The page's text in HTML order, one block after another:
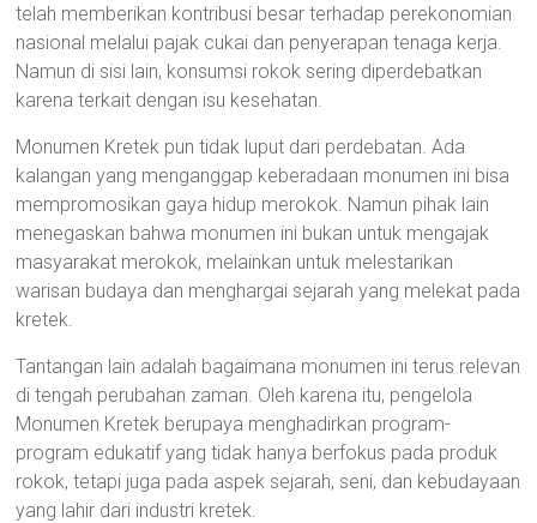
telah memberikan kontribusi besar terhadap perekonomian
nasional melalui pajak cukai dan penyerapan tenaga kerja.
Namun di sisi lain, konsumsi rokok sering diperdebatkan
karena terkait dengan isu kesehatan.
Monumen Kretek pun tidak luput dari perdebatan. Ada
kalangan yang menganggap keberadaan monumen ini bisa
mempromosikan gaya hidup merokok. Namun pihak lain
menegaskan bahwa monumen ini bukan untuk mengajak
masyarakat merokok, melainkan untuk melestarikan
warisan budaya dan menghargai sejarah yang melekat pada
kretek.
Tantangan lain adalah bagaimana monumen ini terus relevan
di tengah perubahan zaman. Oleh karena itu, pengelola
Monumen Kretek berupaya menghadirkan program-
program edukatif yang tidak hanya berfokus pada produk
rokok, tetapi juga pada aspek sejarah, seni, dan kebudayaan
yang lahir dari industri kretek.